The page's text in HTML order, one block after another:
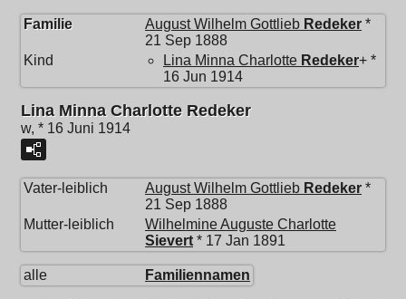
Familie August Wilhelm Gottlieb Redeker *
21 Sep 1888
Kind
Lina Minna Charlotte Redeker+ *
16 Jun 1914
Lina Minna Charlotte Redeker
w, * 16 Juni 1914
Vater-leiblich August Wilhelm Gottlieb Redeker *
21 Sep 1888
Mutter-leiblich
Wilhelmine Auguste Charlotte
Sievert * 17 Jan 1891
alle Familiennamen